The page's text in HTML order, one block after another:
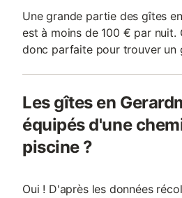
Une grande partie des gîtes
est à moins de 100 € par nuit.
donc parfaite pour trouver un
Les gîtes en
équipés d'une
piscine ?
Oui ! D'après les données